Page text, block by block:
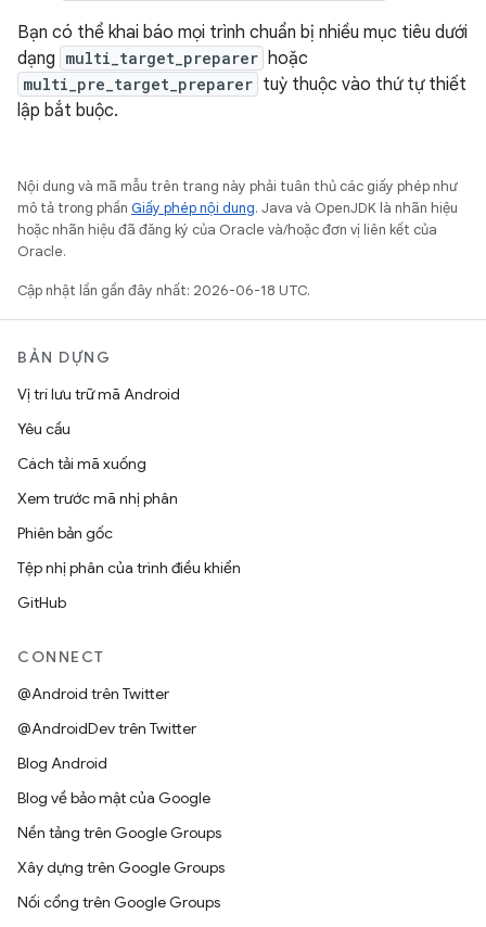
Bạn có thể khai báo mọi trình chuẩn bị nhiều mục tiêu dưới
dạng multi_target_preparer hoặc
multi_pre_target_preparer tuỳ thuộc vào thứ tự thiết
lập bắt buộc.
Nội dung và mã mẫu trên trang này phải tuân thủ các giấy phép như
mô tả trong phần Giấy phép nội dung. Java và OpenJDK là nhãn hiệu
hoặc nhãn hiệu đã đăng ký của Oracle và/hoặc đơn vị liên kết của
Oracle.
Cập nhật lần gần đây nhất: 2026-06-18 UTC.
BẢN DỰNG
Vị trí lưu trữ mã Android
Yêu cầu
Cách tải mã xuống
Xem trước mã nhị phân
Phiên bản gốc
Tệp nhị phân của trình điều khiển
GitHub
CONNECT
@Android trên Twitter
@AndroidDev trên Twitter
Blog Android
Blog về bảo mật của Google
Nền tảng trên Google Groups
Xây dựng trên Google Groups
Nối cổng trên Google Groups